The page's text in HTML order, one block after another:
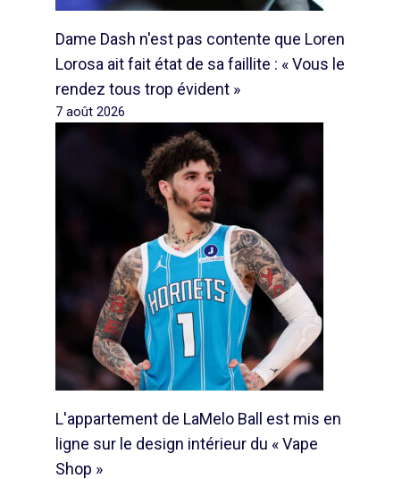
Dame Dash n'est pas contente que Loren
Lorosa ait fait état de sa faillite : « Vous le
rendez tous trop évident »
7 août 2026
L'appartement de LaMelo Ball est mis en
ligne sur le design intérieur du « Vape
Shop »